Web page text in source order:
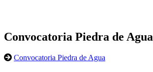
Convocatoria Piedra de Agua
Convocatoria Piedra de Agua